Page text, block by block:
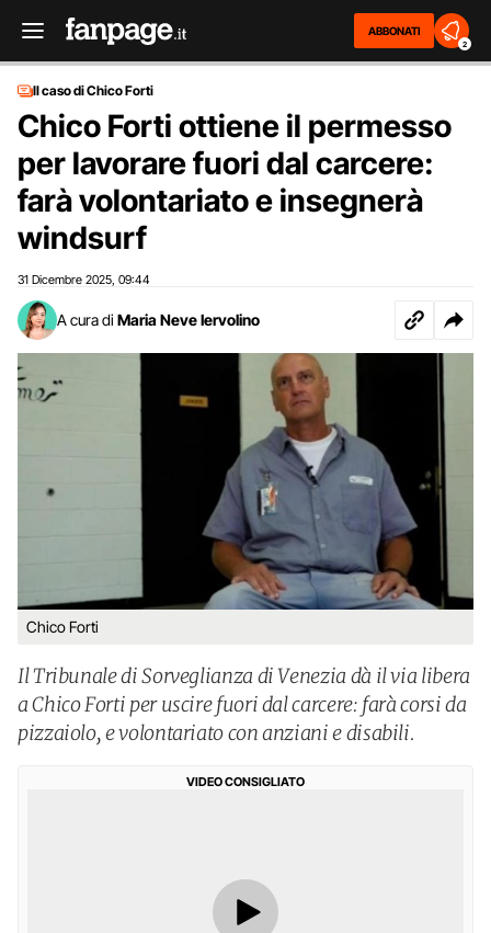
ABBONATI
2
Il caso di Chico Forti
Chico Forti ottiene il permesso
per lavorare fuori dal carcere:
farà volontariato e insegnerà
windsurf
31 Dicembre 2025 09:44
A cura di Maria Neve Iervolino
Chico Forti
Il Tribunale di Sorveglianza di Venezia dà il via libera
a Chico Forti per uscire fuori dal carcere: farà corsi da
pizzaiolo, e volontariato con anziani e disabili.
VIDEO CONSIGLIATO